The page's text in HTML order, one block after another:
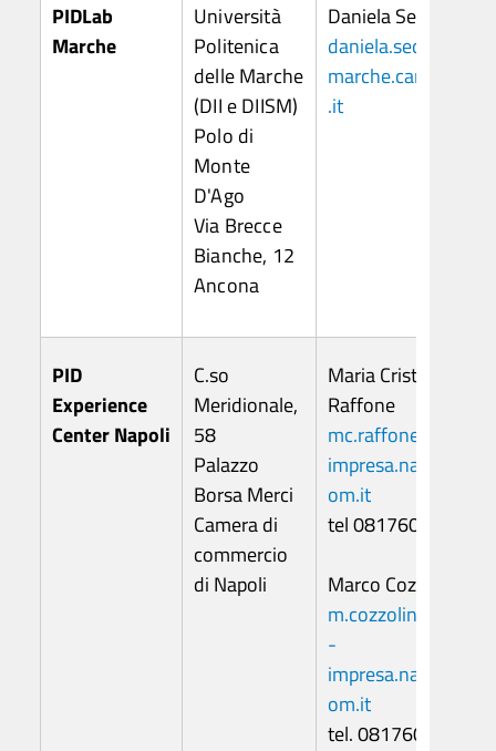
PIDLab
Marche
Università
Politenica
delle Marche
(DII e DIISM)
Polo di
Monte
D'Ago
Via Brecce
Bianche, 12
Ancona
Daniela Sediari
daniela.sediari@
marche.camcom
.it
PID
Experience
Center Napoli
C.so
Meridionale,
58
Palazzo
Borsa Merci
Camera di
commercio
di Napoli
Maria Cristina
Raffone
mc.raffone@si-
impresa.na.camc
om.it
tel 0817607108
Marco Cozzolino
m.cozzolino@si
-
impresa.na.camc
om.it
tel. 0817607117